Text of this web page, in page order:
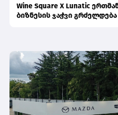
Wine Square X Lunatic
ბიზნესის ჯაჭვი გრძელდება